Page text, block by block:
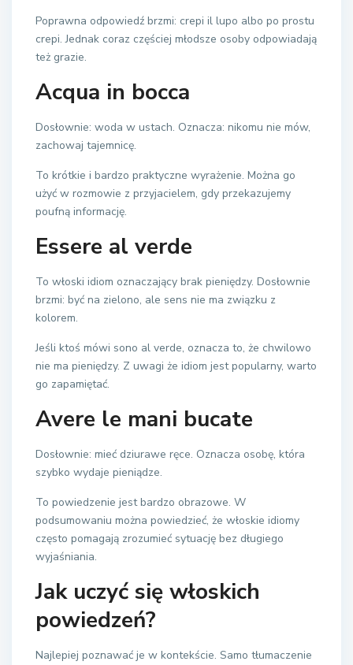
Poprawna odpowiedź brzmi: crepi il lupo albo po prostu
crepi. Jednak coraz częściej młodsze osoby odpowiadają
też grazie.
Acqua in bocca
Dosłownie: woda w ustach. Oznacza: nikomu nie mów,
zachowaj tajemnicę.
To krótkie i bardzo praktyczne wyrażenie. Można go
użyć w rozmowie z przyjacielem, gdy przekazujemy
poufną informację.
Essere al verde
To włoski idiom oznaczający brak pieniędzy. Dosłownie
brzmi: być na zielono, ale sens nie ma związku z
kolorem.
Jeśli ktoś mówi sono al verde, oznacza to, że chwilowo
nie ma pieniędzy. Z uwagi że idiom jest popularny, warto
go zapamiętać.
Avere le mani bucate
Dosłownie: mieć dziurawe ręce. Oznacza osobę, która
szybko wydaje pieniądze.
To powiedzenie jest bardzo obrazowe. W
podsumowaniu można powiedzieć, że włoskie idiomy
często pomagają zrozumieć sytuację bez długiego
wyjaśniania.
Jak uczyć się włoskich
powiedzeń?
Najlepiej poznawać je w kontekście. Samo tłumaczenie